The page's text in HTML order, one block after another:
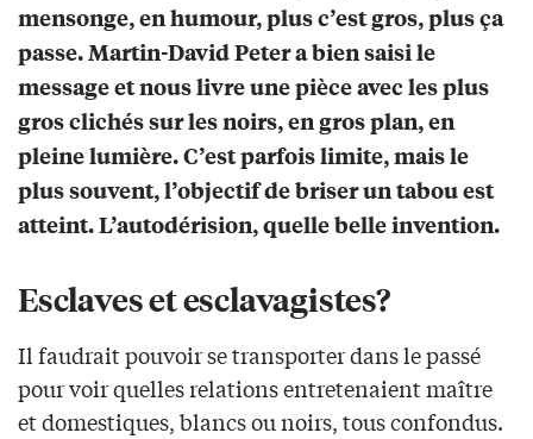
mensonge, en humour, plus c’est gros, plus ça
passe. Martin-David Peter a bien saisi le
message et nous livre une pièce avec les plus
gros clichés sur les noirs, en gros plan, en
pleine lumière. C’est parfois limite, mais le
plus souvent, l’objectif de briser un tabou est
atteint. L’autodérision, quelle belle invention.
Esclaves et esclavagistes?
Il faudrait pouvoir se transporter dans le passé
pour voir quelles relations entretenaient maître
et domestiques, blancs ou noirs, tous confondus.